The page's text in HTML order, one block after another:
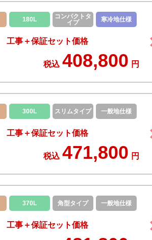
180L
コンパクトタ
イプ
寒冷地仕様
工事＋保証セット価格
税込 408,800 円
300L スリムタイプ 一般地仕様
工事＋保証セット価格
税込 471,800 円
370L 角型タイプ 一般地仕様
工事＋保証セット価格